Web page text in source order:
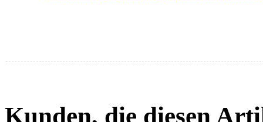
Kunden, die diesen